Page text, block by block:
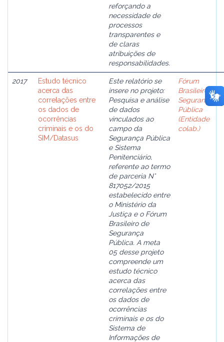
reforçando a
necessidade de
processos
transparentes e
de claras
atribuições de
responsabilidades.
2017
Estudo técnico
acerca das
correlações entre
os dados de
ocorrências
criminais e os do
SIM/Datasus
Este relatório se
insere no projeto:
Pesquisa e análise
de dados
vinculados ao
campo da
Segurança Pública
e Sistema
Penitenciário,
referente ao termo
de parceria N°
817052/2015
estabelecido entre
o Ministério da
Justiça e o Fórum
Brasileiro de
Segurança
Pública. A meta
05 desse projeto
compreende um
estudo técnico
acerca das
correlações entre
os dados de
ocorrências
criminais e os do
Sistema de
Informações de
Fórum
Brasileiro de
Segurança
Pública
(Entidade
colab.)